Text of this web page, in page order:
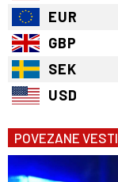
EUR
GBP
SEK
USD
POVEZANE VESTI